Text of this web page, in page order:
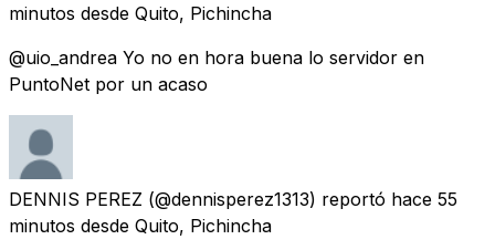
minutos desde Quito, Pichincha
@uio_andrea Yo no en hora buena lo servidor en
PuntoNet por un acaso
DENNIS PEREZ (@dennisperez1313) reportó hace 55
minutos desde Quito, Pichincha